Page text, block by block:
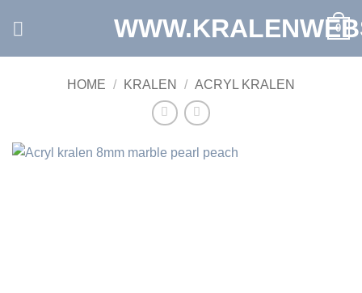
0
HOME / KRALEN / ACRYL KRALEN